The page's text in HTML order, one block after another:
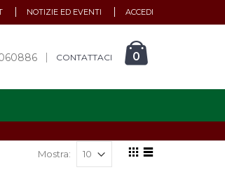
NOTIZIE ED EVENTI ACCEDI
CONTATTACI 0
Mostra: